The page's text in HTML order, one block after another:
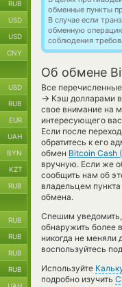
обменные пункты
В случае если
обменную
соблюдения
Об обмене
Все
→ Кэш долларами
свое внимание на
интересующего
Если после
обратитесь к его
обмен Bitcoin Cash
вручную. Если же
сообщить нам об
владельцем
обмена.
Спешим
обнаружить более
никогда не меняли
воспользуйтесь
Используйте
подробно изучить
RUB
USD
USD
CNY
USD
RUB
EUR
UAH
BYN
KZT
RUB
RUB
RUB
RUB
RUB